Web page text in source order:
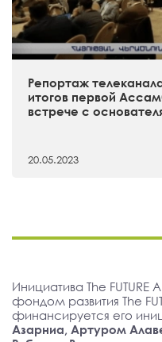
Репортаж
итогов первой
встрече с
20.05.2023
Инициатива The FUTURE
фондом развития The
финансируется его
Азарниа, Артуром